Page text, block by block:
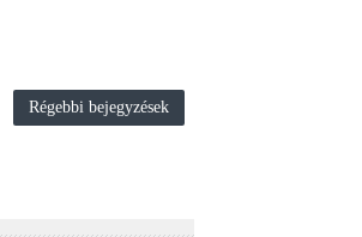
Régebbi bejegyzések